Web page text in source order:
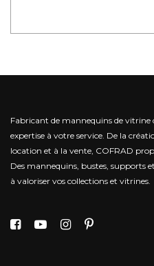
Fabricant de mannequins de vitrine
expertise à votre service. De la
location et à la vente, COFRAD
Des mannequins, bustes, supports
à valoriser vos collections et vitrines.